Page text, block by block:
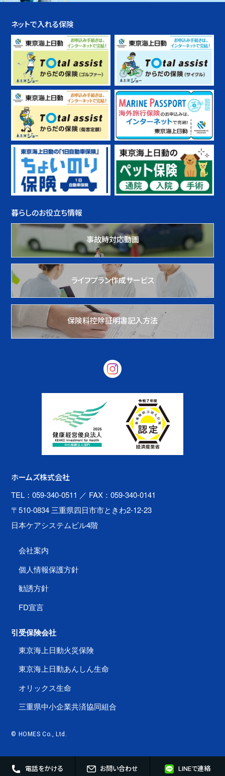
ネットで入れる保険
暮らしのお役立ち情報
事故時対応動画
ライフプラン作成サービス
保険料控除証明書記入方法
ホームズ株式会社
TEL：059-340-0511 ／ FAX：059-340-0141
〒510-0834 三重県四日市市ときわ2-12-23
日本ケアシステムビル4階
会社案内
個人情報保護方針
勧誘方針
FD宣言
引受保険会社
東京海上日動火災保険
東京海上日動あんしん生命
オリックス生命
三重県中小企業共済協同組合
© HOMES Co., Ltd.
電話をかける お問い合わせ LINEで連絡